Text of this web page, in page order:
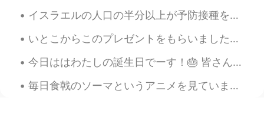
JP EN
久しぶりに日本語でモーメントを書いた！
私はヨーロッパ大学院で留学するため
に２年半ぐらい英語教師としてランゲ
イスラエルの人口の半分以上が予防接種を受けました。3日前、コロナのせいで亡くなった人がいなかったです。そして感染率は低下し続けています。アラバマ州も、今日はコロナのせいで亡くなった人がいないです...
いとこからこのプレゼントをもらいました。彼は私が日本とたこ焼きが大好きを知ってるから。😂たこ焼きを作るのは簡単だとだと聞いたけどどどこから始めたらいいのかわかりません。😅助けてー 私へのプレゼ...
今日ははわたしの誕生日でーす！🎂 皆さん、日本語の勉強で手伝ってくれてありがとうございます！これからも頑張ります。よろしくお願いします！☺️ 誕生日のために、毎年、赤い服を着ます。日本には...
毎日食戟のソーマというアニメを見ています。めぐみちゃんに本当に共感してます！😭 彼女のキャラクターに全てに共感してます！田舎から不器用な女の子です。不器用なのにいつも全てを一生懸命にしてます。彼...